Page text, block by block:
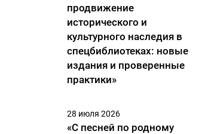
продвижение
исторического и
культурного наследия в
спецбиблиотеках: новые
издания и проверенные
практики»
28 июля 2026
«С песней по родному